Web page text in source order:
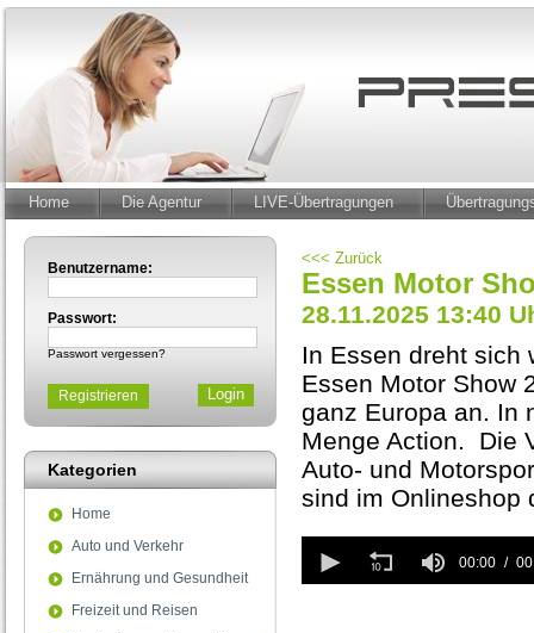
Home Die Agentur LIVE-Übertragungen
Benutzername:
Passwort:
Passwort vergessen?
Registrieren
Kategorien
Home
Auto und Verkehr
Ernährung und Gesundheit
Freizeit und Reisen
<<< Zurück
Essen Motor
28.11.2025 13:40
In Essen dreht sich
Essen Motor Show
ganz Europa an. In
Menge Action. Die
Auto- und
sind im Onlineshop
seconds
of
00:00